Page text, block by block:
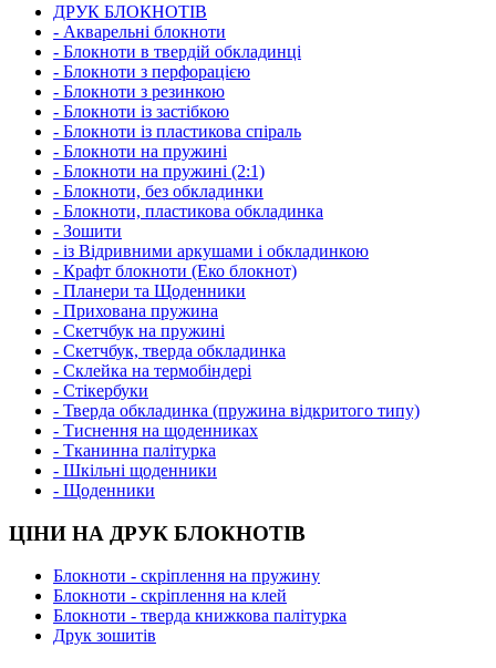
ДРУК БЛОКНОТІВ
- Акварельні блокноти
- Блокноти в твердій обкладинці
- Блокноти з перфорацією
- Блокноти з резинкою
- Блокноти із застібкою
- Блокноти із пластикова спіраль
- Блокноти на пружині
- Блокноти на пружині (2:1)
- Блокноти, без обкладинки
- Блокноти, пластикова обкладинка
- Зошити
- із Відривними аркушами і обкладинкою
- Крафт блокноти (Еко блокнот)
- Планери та Щоденники
- Прихована пружина
- Скетчбук на пружині
- Скетчбук, тверда обкладинка
- Склейка на термобіндері
- Стікербуки
- Тверда обкладинка (пружина відкритого типу)
- Тиснення на щоденниках
- Тканинна палітурка
- Шкільні щоденники
- Щоденники
ЦІНИ НА ДРУК БЛОКНОТІВ
Блокноти - скріплення на пружину
Блокноти - скріплення на клей
Блокноти - тверда книжкова палітурка
Друк зошитів